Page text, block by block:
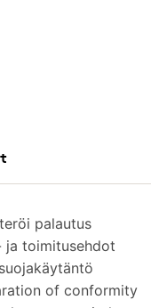
palautus
ja toimitusehdot
of conformity